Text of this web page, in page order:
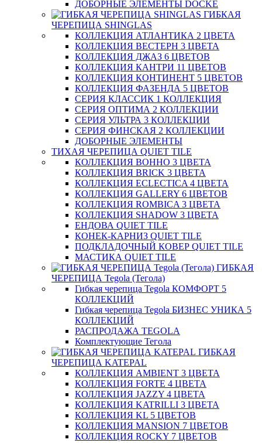
ДОБОРНЫЕ ЭЛЕМЕНТЫ DOCKE
ГИБКАЯ
ЧЕРЕПИЦА SHINGLAS
КОЛЛЕКЦИЯ АТЛАНТИКА 2 ЦВЕТА
КОЛЛЕКЦИЯ ВЕСТЕРН 3 ЦВЕТА
КОЛЛЕКЦИЯ ДЖАЗ 6 ЦВЕТОВ
КОЛЛЕКЦИЯ КАНТРИ 11 ЦВЕТОВ
КОЛЛЕКЦИЯ КОНТИНЕНТ 5 ЦВЕТОВ
КОЛЛЕКЦИЯ ФАЗЕНДА 5 ЦВЕТОВ
СЕРИЯ КЛАССИК 1 КОЛЛЕКЦИЯ
СЕРИЯ ОПТИМА 2 КОЛЛЕКЦИИ
СЕРИЯ УЛЬТРА 3 КОЛЛЕКЦИИ
СЕРИЯ ФИНСКАЯ 2 КОЛЛЕКЦИИ
ДОБОРНЫЕ ЭЛЕМЕНТЫ
ТИХАЯ ЧЕРЕПИЦА QUIET TILE
КОЛЛЕКЦИЯ BOHHO 3 ЦВЕТА
КОЛЛЕКЦИЯ BRICK 3 ЦВЕТА
КОЛЛЕКЦИЯ ECLECTICA 4 ЦВЕТА
КОЛЛЕКЦИЯ GALLERY 6 ЦВЕТОВ
КОЛЛЕКЦИЯ ROMBICA 3 ЦВЕТА
КОЛЛЕКЦИЯ SHADOW 3 ЦВЕТА
ЕНДОВА QUIET TILE
КОНЕК-КАРНИЗ QUIET TILE
ПОДКЛАДОЧНЫЙ КОВЕР QUIET TILE
МАСТИКА QUIET TILE
ГИБКАЯ
ЧЕРЕПИЦА Tegola (Тегола)
Гибкая черепица Tegola КОМФОРТ 5
КОЛЛЕКЦИЙ
Гибкая черепица Tegola БИЗНЕС УНИКА 5
КОЛЛЕКЦИЙ
РАСПРОДАЖА TEGOLA
Комплектующие Тегола
ГИБКАЯ
ЧЕРЕПИЦА KATEPAL
КОЛЛЕКЦИЯ AMBIENT 3 ЦВЕТА
КОЛЛЕКЦИЯ FORTE 4 ЦВЕТА
КОЛЛЕКЦИЯ JAZZY 4 ЦВЕТА
КОЛЛЕКЦИЯ KATRILLI 3 ЦВЕТА
КОЛЛЕКЦИЯ KL 5 ЦВЕТОВ
КОЛЛЕКЦИЯ MANSION 7 ЦВЕТОВ
КОЛЛЕКЦИЯ ROCKY 7 ЦВЕТОВ